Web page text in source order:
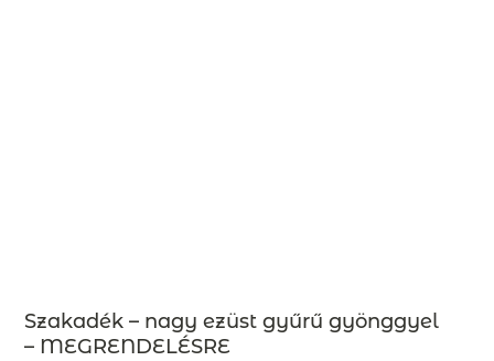
Szakadék – nagy ezüst gyűrű gyönggyel
– MEGRENDELÉSRE